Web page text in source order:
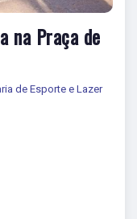
na Praça de
de Esporte e Lazer